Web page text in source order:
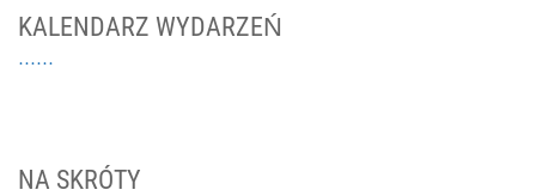
KALENDARZ WYDARZEŃ
NA SKRÓTY